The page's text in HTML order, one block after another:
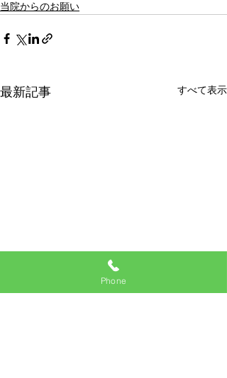
当院からのお願い
最新記事 すべて表示
Phone